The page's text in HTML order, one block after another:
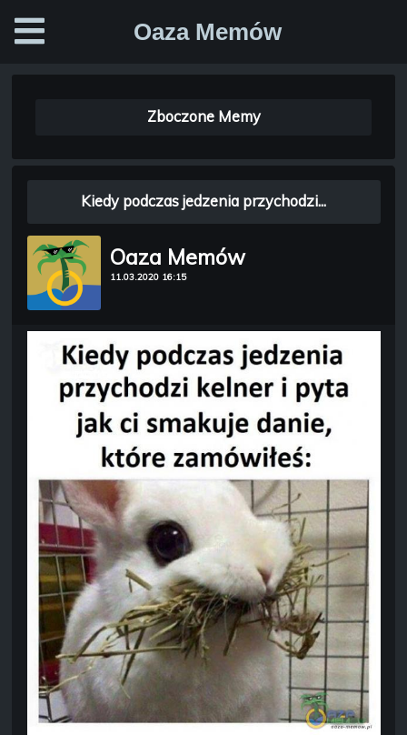
Oaza Memów
Zboczone Memy
Oaza Memów
11.03.2020 16:15
Kiedy podczas jedzenia przychodzi...